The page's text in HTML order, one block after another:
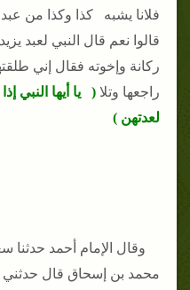
فلانا يشبه كذا وكذا من عبد
قالوا نعم قال النبي لعبد
ركانة وإخوته فقال إني
راجعها وتلا ( يا أيها النبي
لعدتهن )
وقال الإمام أحمد حدثنا
محمد بن إسحاق قال